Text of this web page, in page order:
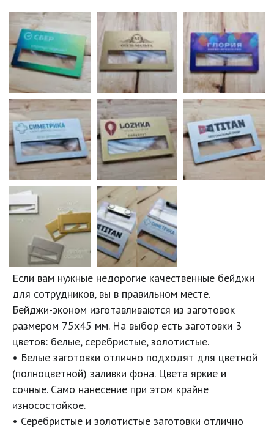
Если вам нужные недорогие качественные бейджи
для сотрудников, вы в правильном месте.
Бейджи-эконом изготавливаются из заготовок
размером 75х45 мм. На выбор есть заготовки 3
цветов: белые, серебристые, золотистые.
• Белые заготовки отлично подходят для цветной
(полноцветной) заливки фона. Цвета яркие и
сочные. Само нанесение при этом крайне
износостойкое.
• Серебристые и золотистые заготовки отлично